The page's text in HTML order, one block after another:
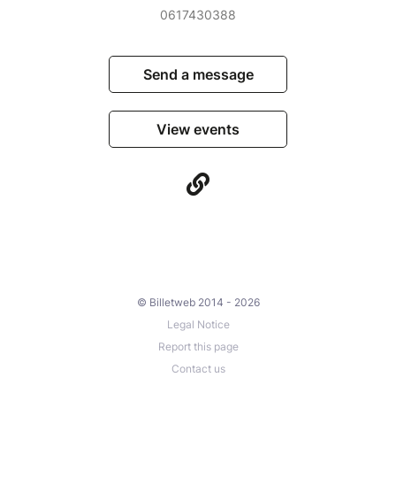
0617430388
Send a message
View events
© Billetweb 2014 - 2026
Legal Notice
Report this page
Contact us